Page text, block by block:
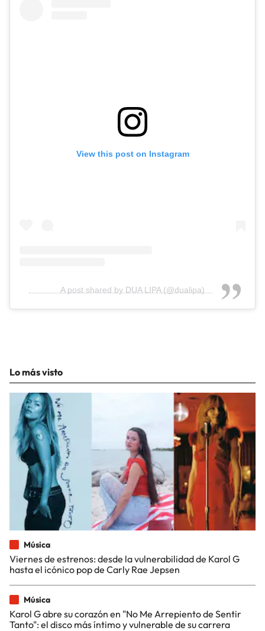
View this post on Instagram
A post shared by DUA LIPA (@dualipa)
Lo más visto
Música
Viernes de estrenos: desde la vulnerabilidad de Karol G
hasta el icónico pop de Carly Rae Jepsen
Música
Karol G abre su corazón en "No Me Arrepiento de Sentir
Tanto": el disco más íntimo y vulnerable de su carrera